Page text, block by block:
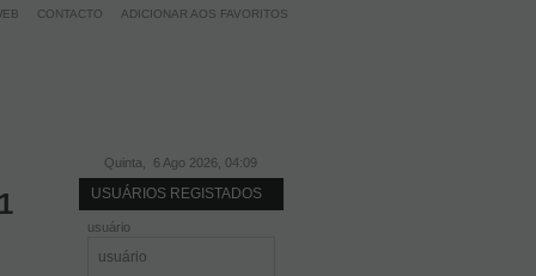
CONTACTO ADICIONAR AOS FAVORITOS
Quinta, 6 Ago 2026, 04:09
USUÁRIOS REGISTADOS
usuário